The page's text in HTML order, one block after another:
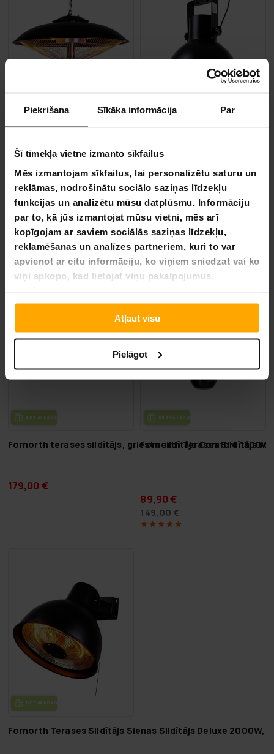
Piekrišana Sīkāka informācija Par
Šī tīmekļa vietne izmanto sīkfailus
Mēs izmantojam sīkfailus, lai personalizētu saturu un
reklāmas, nodrošinātu sociālo saziņas līdzekļu
funkcijas un analizētu mūsu datplūsmu. Informāciju
par to, kā jūs izmantojat mūsu vietni, mēs arī
kopīgojam ar saviem sociālās saziņas līdzekļu,
reklamēšanas un analīzes partneriem, kuri to var
apvienot ar citu informāciju, ko viņiem sniedzat vai ko
viņi apkopo, kad lietojat viņu pakalpojumus.
Atļaut visu
Pielāgot
199,00 €
BEZ­MAK­SAS PIE­GĀ­DE
129,00 €
199,00 €
Iepriekšpasūtījuma produkts –
piegādes sākas 15.09.2026
BEZ­MAK­SAS PIE­GĀ­DE
Fornorth terases sildītājs, griestu sildītājs Comfort 1500W,
179,00 €
-39%
BEZ­MAK­SAS PIE­GĀ­DE
Fornorth Terases Sildītājs
89,90 €
149,00 €
BEZ­MAK­SAS PIE­GĀ­DE
Fornorth Terases Sildītājs Sienas Sildītājs Deluxe 2000W,